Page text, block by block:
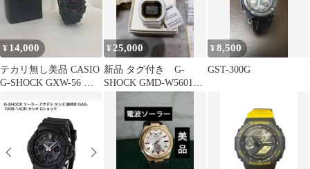
¥ 14,000
テカリ無し美品 CASIO
G-SHOCK GXW-56 廃
¥ 25,000
新品 タグ付き G-
SHOCK GMD-W5601K-
7JR イルクジ
¥8,500
GST-300G